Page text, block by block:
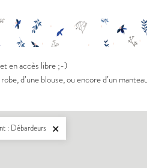
en accès libre ;-)
d’une blouse, ou encore d’un
: Débardeurs 